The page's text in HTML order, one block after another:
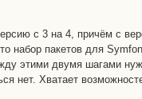
с 3 на 4, причём с
набор пакетов для
этими двумя шагами
нет. Хватает